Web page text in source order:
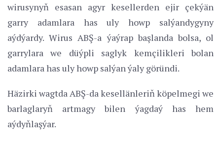
wirusynyň esasan agyr kesellerden ejir çekýän
garry adamlara has uly howp salýandygyny
aýdýardy. Wirus ABŞ-a ýaýrap başlanda bolsa, ol
garrylara we düýpli saglyk kemçilikleri bolan
adamlara has uly howp salýan ýaly göründi.
Häzirki wagtda ABŞ-da kesellänleriň köpelmegi we
barlaglaryň artmagy bilen ýagdaý has hem
aýdyňlaşýar.